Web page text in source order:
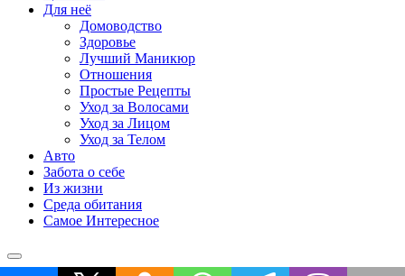
Для неё
Домоводство
Здоровье
Лучший Маникюр
Отношения
Простые Рецепты
Уход за Волосами
Уход за Лицом
Уход за Телом
Авто
Забота о себе
Из жизни
Среда обитания
Самое Интересное